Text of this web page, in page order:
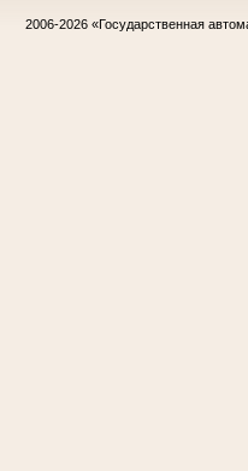
2006-2026 «Государственная